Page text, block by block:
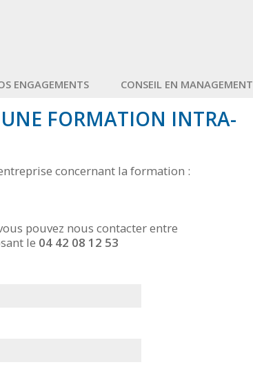
ENGAGEMENTS CONSEIL EN MANAGEMENT
FORMATION INTRA-
concernant la formation :
pouvez nous contacter entre
le 04 42 08 12 53